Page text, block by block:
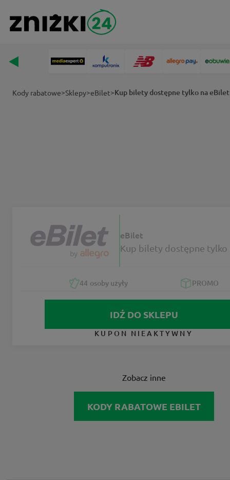
Kody rabatowe>Sklepy>eBilet>Kup bilety dostępne tylko na eBilet
eBilet
Kup bilety dostępne tylko
44 osoby użyły PROMO
IDŹ DO SKLEPU
KUPON NIEAKTYWNY
Zobacz inne
KODY RABATOWE EBILET